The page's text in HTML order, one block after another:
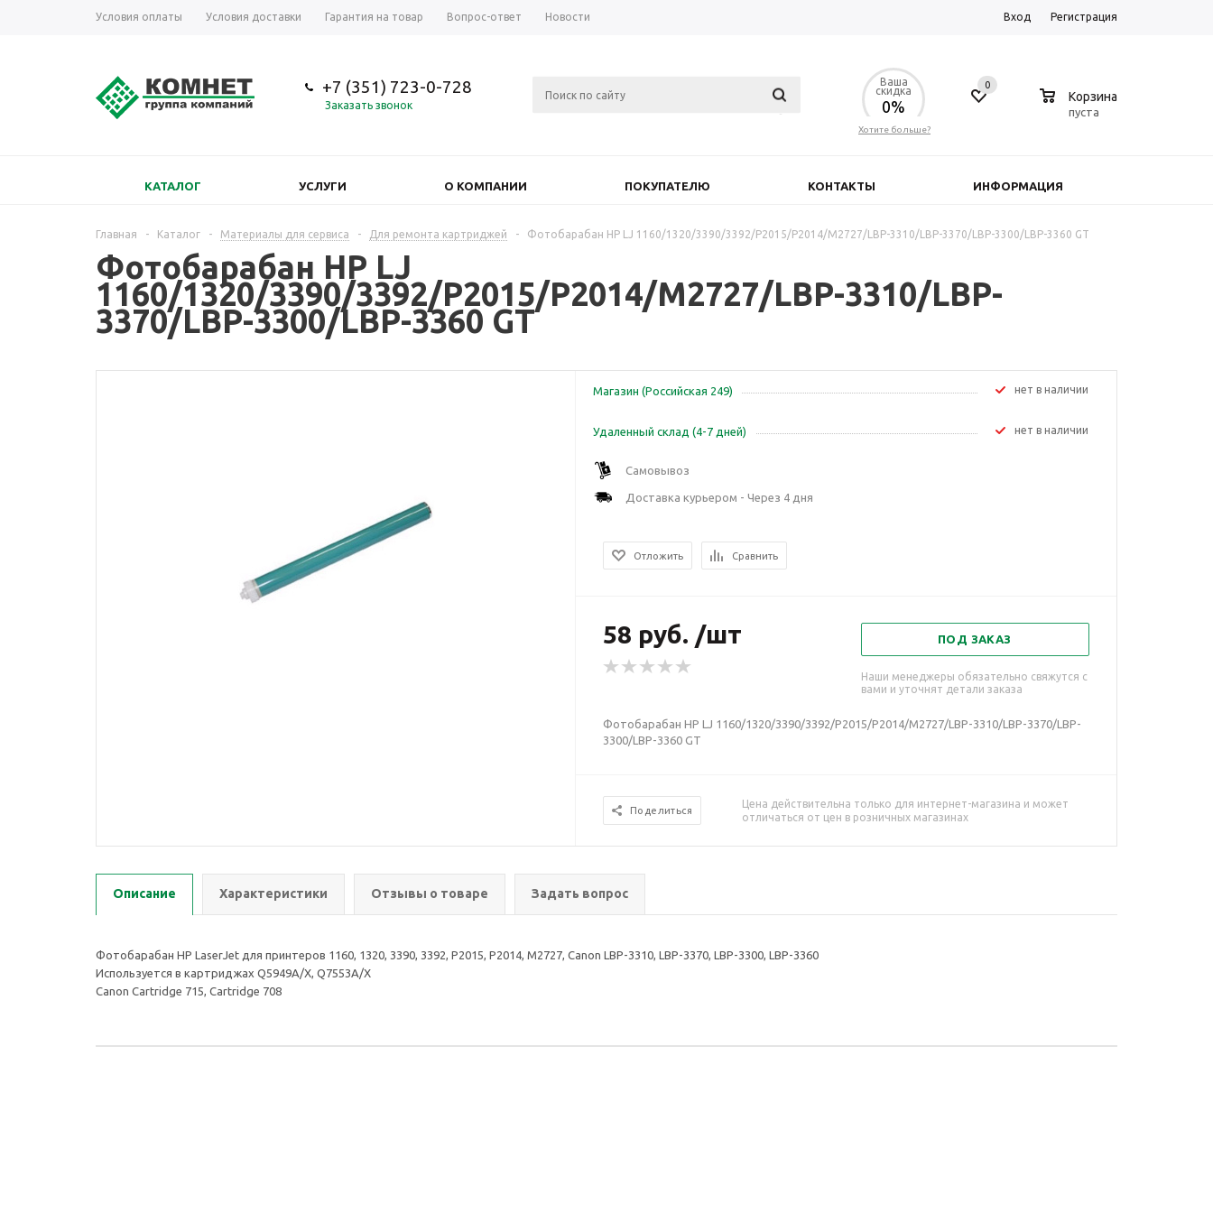
Условия оплаты Условия доставки Гарантия на товар Вопрос-ответ Новости Вход Регистрация
+7 (351) 723-0-728
Заказать звонок
Ваша
скидка
0%
Хотите больше?
0
Корзина
пуста
КАТАЛОГ УСЛУГИ О КОМПАНИИ ПОКУПАТЕЛЮ КОНТАКТЫ ИНФОРМАЦИЯ
Главная - Каталог - Материалы для сервиса - Для ремонта картриджей - Фотобарабан HP LJ 1160/1320/3390/3392/P2015/P2014/M2727/LBP-3310/LBP-3370/LBP-3300/LBP-3360 GT
Фотобарабан HP LJ
1160/1320/3390/3392/P2015/P2014/M2727/LBP-3310/LBP-
3370/LBP-3300/LBP-3360 GT
Магазин (Российская 249) Нет в наличии
Удаленный склад (4-7 дней) Нет в наличии
Самовывоз
Доставка курьером - Через 4 дня
Отложить Сравнить
58 руб. /шт ПОД ЗАКАЗ
Наши менеджеры обязательно свяжутся с
вами и уточнят детали заказа
Фотобарабан HP LJ 1160/1320/3390/3392/P2015/P2014/M2727/LBP-3310/LBP-3370/LBP-
3300/LBP-3360 GT
Поделиться
Цена действительна только для интернет-магазина и может
отличаться от цен в розничных магазинах
Описание Характеристики Отзывы о товаре Задать вопрос
Фотобарабан HP LaserJet для принтеров 1160, 1320, 3390, 3392, P2015, P2014, M2727, Canon LBP-3310, LBP-3370, LBP-3300, LBP-3360
Используется в картриджах Q5949A/X, Q7553A/X
Canon Cartridge 715, Cartridge 708